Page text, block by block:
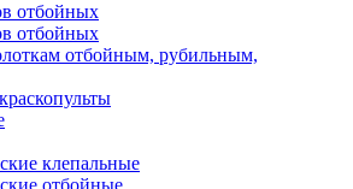
отбойных
отбойных
отбойным, рубильным,
клепальные
отбойные